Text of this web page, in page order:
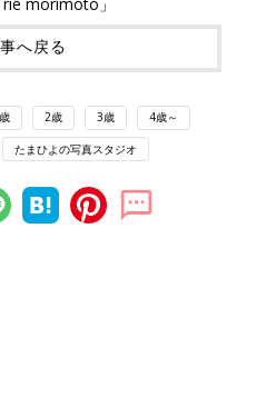
へ戻る
2歳 3歳 4歳～
たまひよの写真スタジオ